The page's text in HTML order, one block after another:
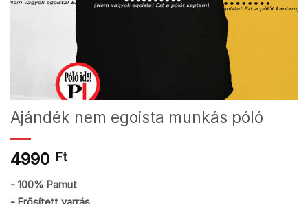
Ajándék nem egoista munkás póló
4990 Ft
- 100% Pamut
- Erősített varrás